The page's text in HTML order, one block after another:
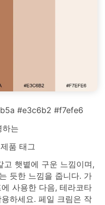
#e3c6b2 #f7efe6
하는
품 태그
햇볕에 구운 느낌이며,
듯한 느낌을 줍니다. 가
사용한 다음, 테라코타
하세요. 페일 크림은 작